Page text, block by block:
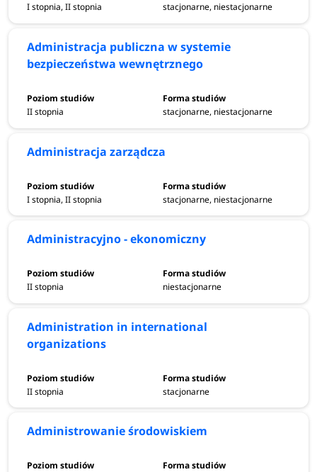
I stopnia, II stopnia stacjonarne, niestacjonarne
Administracja publiczna w systemie
bezpieczeństwa wewnętrznego
II stopnia stacjonarne, niestacjonarne
Administracja zarządcza
I stopnia, II stopnia stacjonarne, niestacjonarne
Administracyjno - ekonomiczny
II stopnia niestacjonarne
Administration in international
organizations
II stopnia stacjonarne
Administrowanie środowiskiem